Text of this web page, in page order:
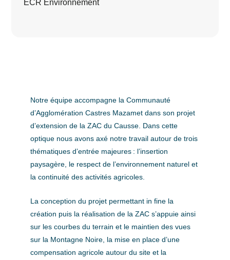
ECR Environnement
Notre équipe accompagne la Communauté
d’Agglomération Castres Mazamet dans son projet
d’extension de la ZAC du Causse. Dans cette
optique nous avons axé notre travail autour de trois
thématiques d’entrée majeures : l’insertion
paysagère, le respect de l’environnement naturel et
la continuité des activités agricoles.
La conception du projet permettant in fine la
création puis la réalisation de la ZAC s’appuie ainsi
sur les courbes du terrain et le maintien des vues
sur la Montagne Noire, la mise en place d’une
compensation agricole autour du site et la